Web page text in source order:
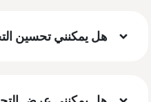
هل يمكنني تحسين